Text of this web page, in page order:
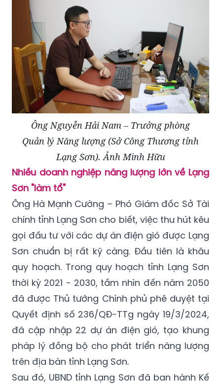
Ông Nguyễn Hải Nam – Trưởng phòng
Quản lý Năng lượng (Sở Công Thương tỉnh
Lạng Sơn). Ảnh Minh Hữu
Nhiều doanh nghiệp năng lượng lớn về Lạng
Sơn "làm tổ"
Ông Hà Mạnh Cường – Phó Giám đốc Sở Tài
chính tỉnh Lạng Sơn cho biết, việc thu hút kêu
gọi đầu tư với các dự án điện gió được Lạng
Sơn chuẩn bị rất kỹ càng. Đầu tiên là khâu
quy hoạch. Trong quy hoạch tỉnh Lạng Sơn
thời kỳ 2021 - 2030, tầm nhìn đến năm 2050
đã được Thủ tướng Chính phủ phê duyệt tại
Quyết định số 236/QĐ-TTg ngày 19/3/2024,
đã cập nhập 22 dự án điện gió, tạo khung
pháp lý đồng bộ cho phát triển năng lượng
trên địa bàn tỉnh Lạng Sơn.
Sau đó, UBND tỉnh Lạng Sơn đã ban hành Kế